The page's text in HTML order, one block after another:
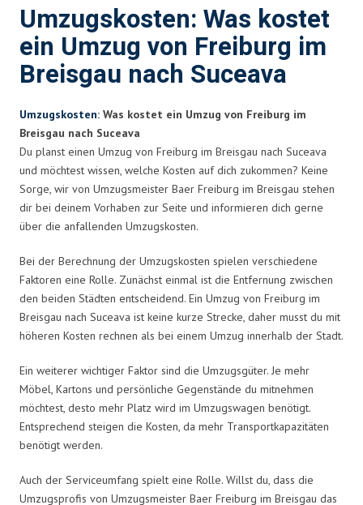
Umzugskosten: Was kostet
ein Umzug von Freiburg im
Breisgau nach Suceava
Umzugskosten: Was kostet ein Umzug von Freiburg im
Breisgau nach Suceava
Du planst einen Umzug von Freiburg im Breisgau nach Suceava
und möchtest wissen, welche Kosten auf dich zukommen? Keine
Sorge, wir von Umzugsmeister Baer Freiburg im Breisgau stehen
dir bei deinem Vorhaben zur Seite und informieren dich gerne
über die anfallenden Umzugskosten.
Bei der Berechnung der Umzugskosten spielen verschiedene
Faktoren eine Rolle. Zunächst einmal ist die Entfernung zwischen
den beiden Städten entscheidend. Ein Umzug von Freiburg im
Breisgau nach Suceava ist keine kurze Strecke, daher musst du mit
höheren Kosten rechnen als bei einem Umzug innerhalb der Stadt.
Ein weiterer wichtiger Faktor sind die Umzugsgüter. Je mehr
Möbel, Kartons und persönliche Gegenstände du mitnehmen
möchtest, desto mehr Platz wird im Umzugswagen benötigt.
Entsprechend steigen die Kosten, da mehr Transportkapazitäten
benötigt werden.
Auch der Serviceumfang spielt eine Rolle. Willst du, dass die
Umzugsprofis von Umzugsmeister Baer Freiburg im Breisgau das